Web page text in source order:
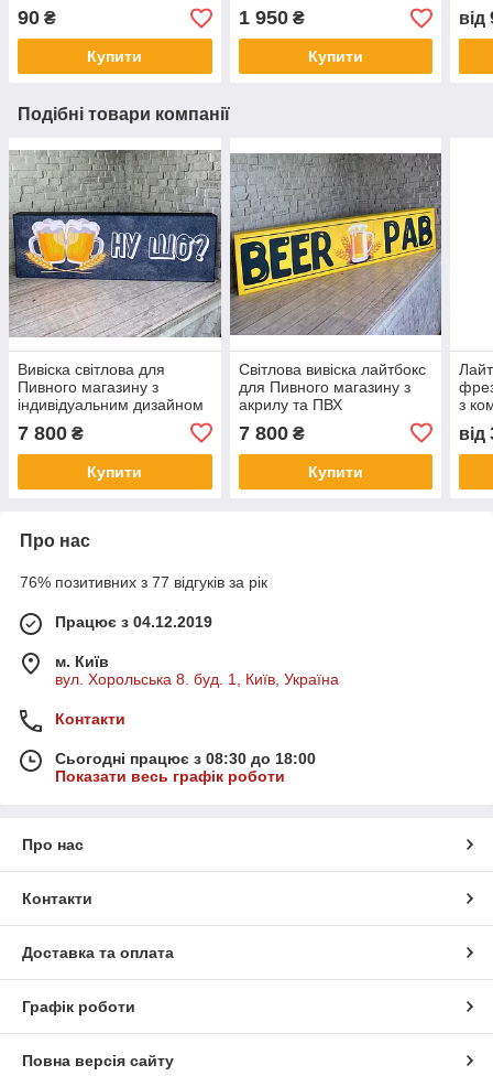
90 ₴
Купити
1 950₴
Купити
від
Подібні товари компанії
Вивіска світлова для
Пивного магазину з
індивідуальним дизайном
7 800 ₴
Купити
Світлова вивіска лайтбокс
для Пивного магазину з
акрилу та ПВХ
7 800₴
Купити
з
від
Про нас
76% позитивних з 77 відгуків за рік
Працює з 04.12.2019
м. Київ
вул. Хорольська 8. буд. 1, Київ, Україна
Контакти
Сьогодні працює з 08:30 до 18:00
Показати весь графік роботи
Про нас
Контакти
Доставка та оплата
Графік роботи
Повна версія сайту